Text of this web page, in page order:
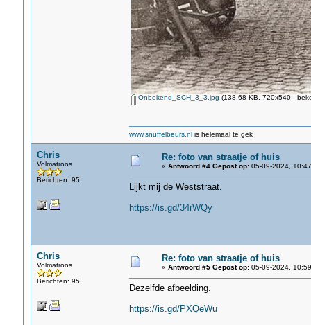
Onbekend_SCH_3_3.jpg (138.68 KB, 720x540 -
www.snuffelbeurs.nlis helemaal te gek
Chris
Volmatroos
Berichten: 95
Re: foto van straatje of huis
« Antwoord #4 Gepost op:05-09-2024,
Lijkt mij de Weststraat.
https://is.gd/34rWQy
Chris
Volmatroos
Berichten: 95
Re: foto van straatje of huis
« Antwoord #5 Gepost op:05-09-2024,
Dezelfde afbeelding.
https://is.gd/PXQeWu